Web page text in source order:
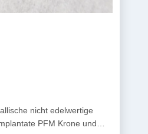
nicht edelwertige
PFM Krone und